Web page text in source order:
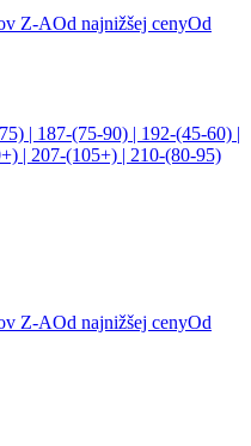
Z-AOd najnižšej cenyOd
| 187-(75-90) | 192-(45-60) |
| 207-(105+) | 210-(80-95)
Z-AOd najnižšej cenyOd